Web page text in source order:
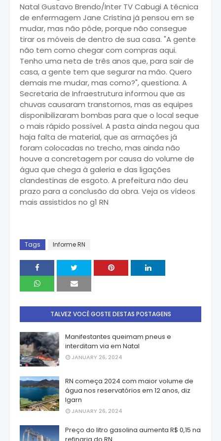
Natal Gustavo Brendo/Inter TV Cabugi A técnica
de enfermagem Jane Cristina já pensou em se
mudar, mas não pôde, porque não consegue
tirar os móveis de dentro de sua casa. "A gente
não tem como chegar com compras aqui.
Tenho uma neta de três anos que, para sair de
casa, a gente tem que segurar na mão. Quero
demais me mudar, mas como?", questiona. A
Secretaria de Infraestrutura informou que as
chuvas causaram transtornos, mas as equipes
disponibilizaram bombas para que o local seque
o mais rápido possível. A pasta ainda negou qua
haja falta de material, que as armações já
foram colocadas no trecho, mas ainda não
houve a concretagem por causa do volume de
água que chega à galeria e das ligações
clandestinas de esgoto. A prefeitura não deu
prazo para a conclusão da obra. Veja os vídeos
mais assistidos no g1 RN
Tags Informe RN
TALVEZ VOCÊ GOSTE DESTAS POSTAGENS
Manifestantes queimam pneus e
interditam via em Natal
JANUARY 26, 2024
RN começa 2024 com maior volume de
água nos reservatórios em 12 anos, diz
Igarn
JANUARY 26, 2024
Preço do litro gasolina aumenta R$ 0,15 na